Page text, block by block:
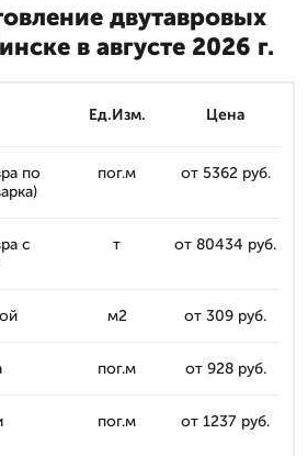
двутавровых
в августе 2026 г.
Ед.Изм. Цена
по
пог.м от 5362 руб.
с
т от 80434 руб.
м2 от 309 руб.
пог.м от 928 руб.
пог.м от 1237 руб.